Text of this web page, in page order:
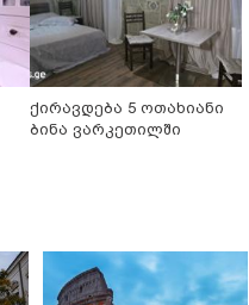
ქირავდება 5 ოთახიანი
ბინა ვარკეთილში